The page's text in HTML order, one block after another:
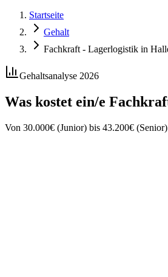
Startseite
Gehalt
Fachkraft - Lagerlogistik in
Gehaltsanalyse 2026
Was kostet ein/e
Von 30.000€ (Junior) bis 43.200€